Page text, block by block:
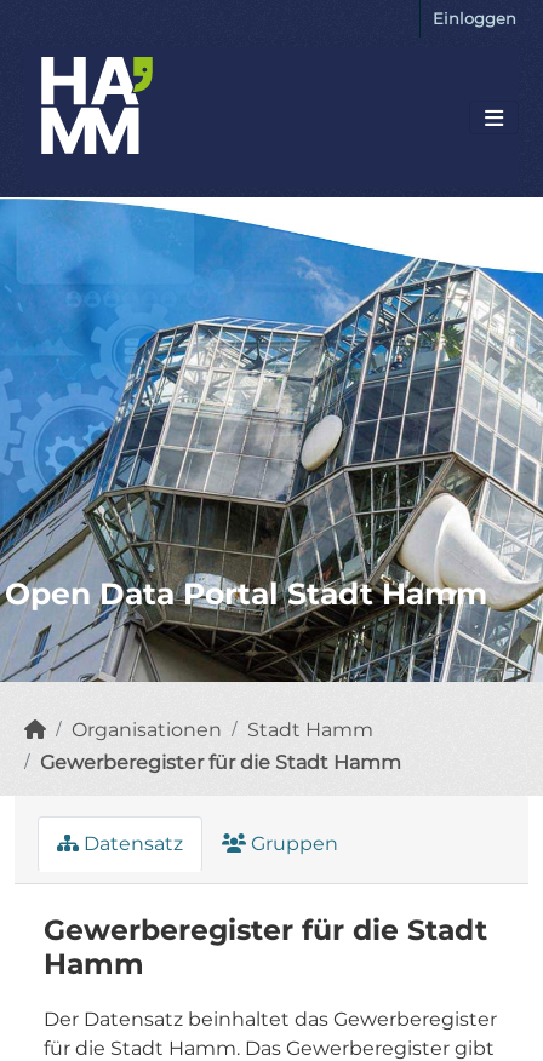
Einloggen
Open Data Portal Stadt Hamm
Organisationen
Stadt Hamm
Gewerberegister für die Stadt Hamm
Datensatz Gruppen
Gewerberegister für die Stadt
Hamm
Der Datensatz beinhaltet das Gewerberegister
für die Stadt Hamm. Das Gewerberegister gibt